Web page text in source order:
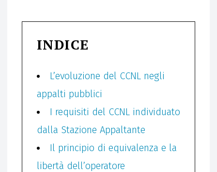
INDICE
L’evoluzione del CCNL negli
appalti pubblici
I requisiti del CCNL individuato
dalla Stazione Appaltante
Il principio di equivalenza e la
libertà dell’operatore